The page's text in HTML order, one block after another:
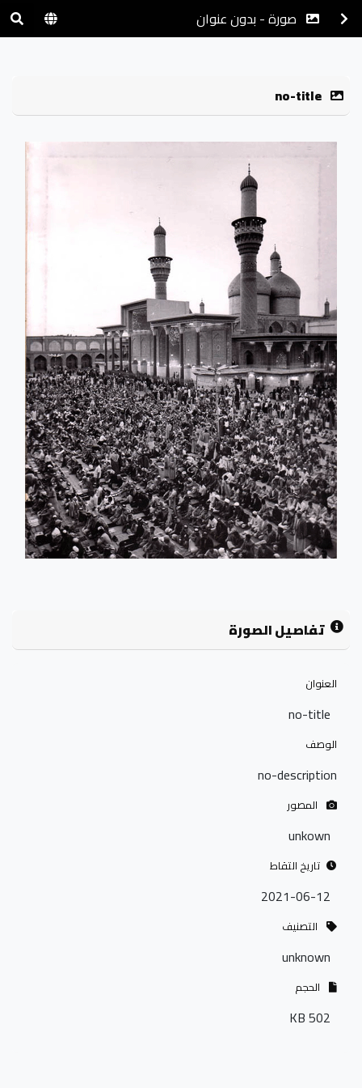
صورة - بدون عنوان
no-title
تفاصيل الصورة
العنوان
no-title
الوصف
no-description
المصور
unkown
تاريخ التقاط
2021-06-12
التصنيف
unknown
الحجم
502 KB